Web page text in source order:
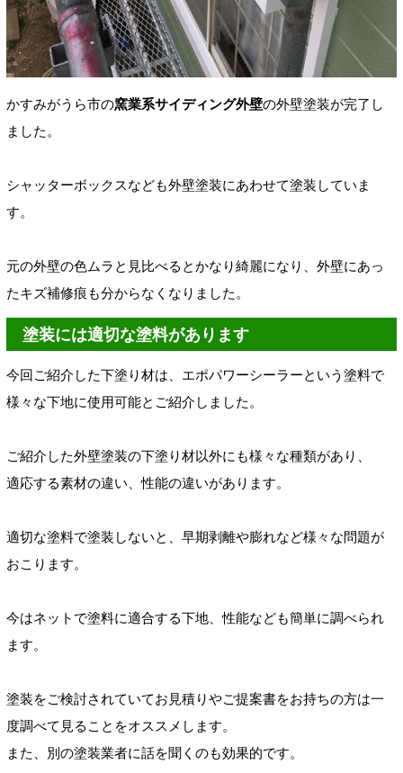
かすみがうら市の窯業系サイディング外壁の外壁塗装が完了し
ました。
シャッターボックスなども外壁塗装にあわせて塗装していま
す。
元の外壁の色ムラと見比べるとかなり綺麗になり、外壁にあっ
たキズ補修痕も分からなくなりました。
塗装には適切な塗料があります
今回ご紹介した下塗り材は、エポパワーシーラーという塗料で
様々な下地に使用可能とご紹介しました。
ご紹介した外壁塗装の下塗り材以外にも様々な種類があり、
適応する素材の違い、性能の違いがあります。
適切な塗料で塗装しないと、早期剥離や膨れなど様々な問題が
おこります。
今はネットで塗料に適合する下地、性能なども簡単に調べられ
ます。
塗装をご検討されていてお見積りやご提案書をお持ちの方は一
度調べて見ることをオススメします。
また、別の塗装業者に話を聞くのも効果的です。